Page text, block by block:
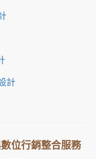
計
位行銷整合服務